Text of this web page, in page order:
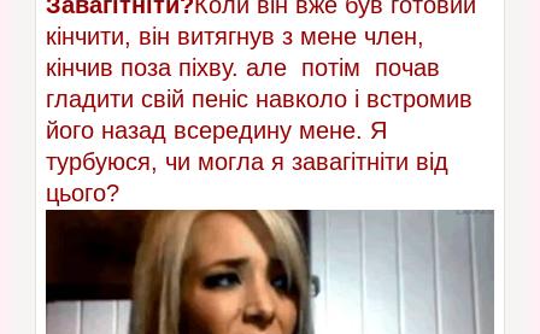
кінчити, він витягнув з мене член,
кінчив поза піхву. але потім почав
гладити свій пеніс навколо і встромив
його назад всередину мене. Я
турбуюся, чи могла я завагітніти від
цього?